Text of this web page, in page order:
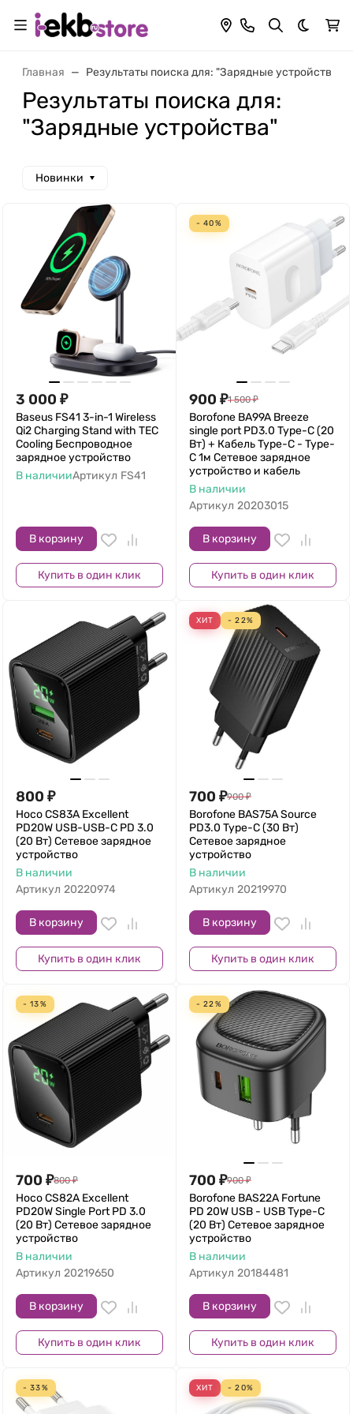
Темная
Главная Результаты поиска для: "Зарядные устройства"
Результаты поиска для:
"Зарядные устройства"
Новинки
3 000 ₽
Baseus FS41 3-in-1 Wireless
Qi2 Charging Stand with TEC
Cooling Беспроводное
зарядное устройство
В наличииАртикул FS41
В корзину
Купить в один клик
- 40%
900 ₽1 500 ₽
Borofone BA99A Breeze
single port PD3.0 Type-C (20
Вт) + Кабель Type-C - Type-
C 1м Сетевое зарядное
устройство и кабель
В наличии
Артикул 20203015
В корзину
Купить в один клик
800 ₽
Hoco CS83A Excellent
PD20W USB-USB-C PD 3.0
(20 Вт) Сетевое зарядное
устройство
В наличии
Артикул 20220974
В корзину
Купить в один клик
ХИТ - 22%
700 ₽900 ₽
Borofone BAS75A Source
PD3.0 Type-C (30 Вт)
Сетевое зарядное
устройство
В наличии
Артикул 20219970
В корзину
Купить в один клик
- 13%
700 ₽800 ₽
Hoco CS82A Excellent
PD20W Single Port PD 3.0
(20 Вт) Сетевое зарядное
устройство
В наличии
Артикул 20219650
В корзину
Купить в один клик
- 22%
700 ₽900 ₽
Borofone BAS22A Fortune
PD 20W USB - USB Type-C
(20 Вт) Сетевое зарядное
устройство
В наличии
Артикул 20184481
В корзину
Купить в один клик
- 33% ХИТ - 20%